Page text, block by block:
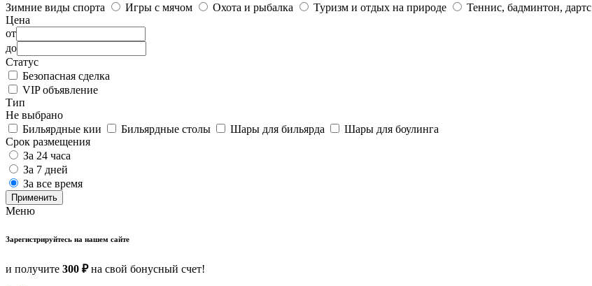
Зимние виды спорта
Игры с мячом Охота и рыбалка Туризм и отдых на природе Теннис, бадминтон, дартс
Цена
от
до
Статус
Безопасная сделка
VIP объявление
Тип
Не выбрано
Бильярдные кии
Бильярдные столы Шары для бильярда
Шары для боулинга
Срок размещения
За 24 часа
За 7 дней
За все время
Применить
Меню
Зарегистрируйтесь на нашем сайте
и получите 300 ₽на свой бонусный счет!